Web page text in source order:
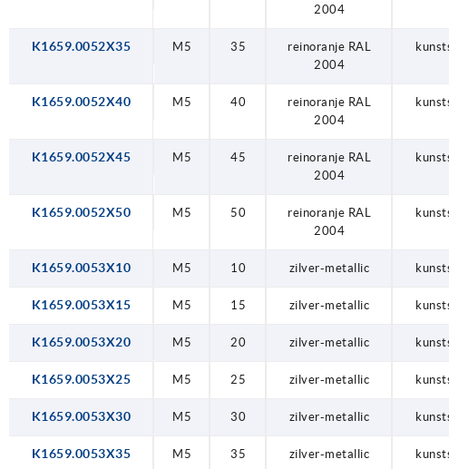
2004
K1659.0052X35 M5 35
reinoranje RAL
2004
K1659.0052X40 M5 40
reinoranje RAL
2004
K1659.0052X45 M5 45
reinoranje RAL
2004
K1659.0052X50 M5 50
reinoranje RAL
2004
K1659.0053X10 M5 10 zilver-metallic
K1659.0053X15 M5 15 zilver-metallic
K1659.0053X20 M5 20 zilver-metallic
K1659.0053X25 M5 25 zilver-metallic
K1659.0053X30 M5 30 zilver-metallic
K1659.0053X35 M5 35 zilver-metallic